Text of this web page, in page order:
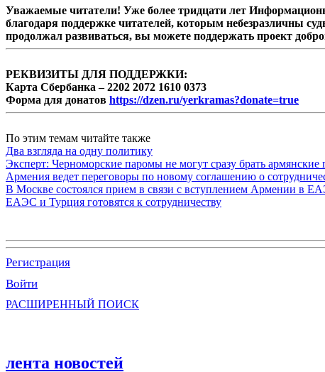
Уважаемые читатели! Уже более тридцати лет
благодаря поддержке читателей, которым небезразличны
продолжал развиваться, вы можете поддержать проект
РЕКВИЗИТЫ ДЛЯ ПОДДЕРЖКИ:
Карта Сбербанка – 2202 2072 1610 0373
Форма для донатов https://dzen.ru/yerkramas?donate=true
По этим темам читайте также
Два взгляда на одну политику
Эксперт: Черноморские паромы не могут сразу брать армянские
Армения ведет переговоры по новому соглашению о
В Москве состоялся прием в связи с вступлением Армении в
ЕАЭС и Турция готовятся к сотрудничеству
Регистрация
Войти
РАСШИРЕННЫЙ ПОИСК
лента новостей